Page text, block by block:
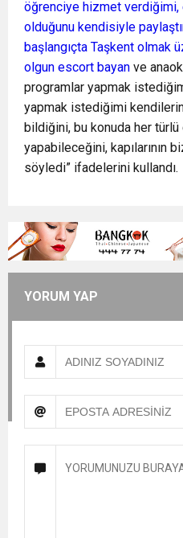
öğrenciye hizmet verdiğimi,
olduğunu kendisiyle
başlangıçta Taşkent olmak
olgun escort bayan ve
programlar yapmak
yapmak istediğimi
bildiğini, bu konuda her türlü
yapabileceğini, kapılarının
söyledi” ifadelerini kullandı.
YORUM YAP